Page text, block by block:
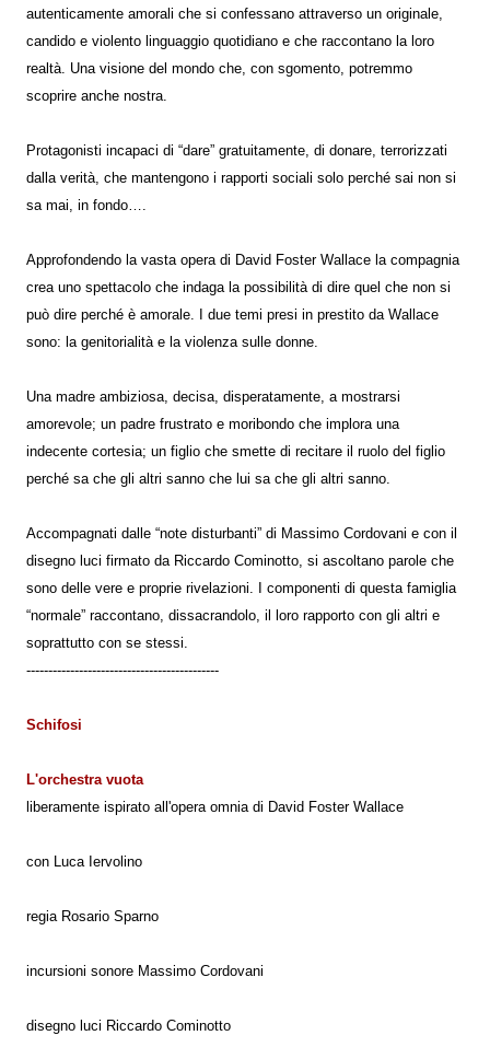
autenticamente amorali che si confessano attraverso un originale,
candido e violento linguaggio quotidiano e che raccontano la loro
realtà. Una visione del mondo che, con sgomento, potremmo
scoprire anche nostra.
Protagonisti incapaci di “dare” gratuitamente, di donare, terrorizzati
dalla verità, che mantengono i rapporti sociali solo perché sai non si
sa mai, in fondo….
Approfondendo la vasta opera di David Foster Wallace la compagnia
crea uno spettacolo che indaga la possibilità di dire quel che non si
può dire perché è amorale. I due temi presi in prestito da Wallace
sono: la genitorialità e la violenza sulle donne.
Una madre ambiziosa, decisa, disperatamente, a mostrarsi
amorevole; un padre frustrato e moribondo che implora una
indecente cortesia; un figlio che smette di recitare il ruolo del figlio
perché sa che gli altri sanno che lui sa che gli altri sanno.
Accompagnati dalle “note disturbanti” di Massimo Cordovani e con il
disegno luci firmato da Riccardo Cominotto, si ascoltano parole che
sono delle vere e proprie rivelazioni. I componenti di questa famiglia
“normale” raccontano, dissacrandolo, il loro rapporto con gli altri e
soprattutto con se stessi.
--------------------------------------------
Schifosi
L'orchestra vuota
liberamente ispirato all'opera omnia di David Foster Wallace
con Luca Iervolino
regia Rosario Sparno
incursioni sonore Massimo Cordovani
disegno luci Riccardo Cominotto